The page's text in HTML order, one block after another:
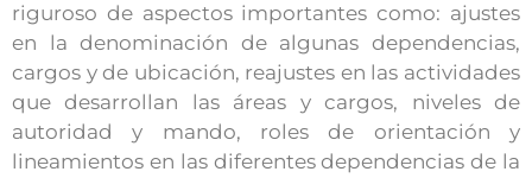
riguroso de aspectos importantes como: ajustes
en la denominación de algunas dependencias,
cargos y de ubicación, reajustes en las actividades
que desarrollan las áreas y cargos, niveles de
autoridad y mando, roles de orientación y
lineamientos en las diferentes dependencias de la